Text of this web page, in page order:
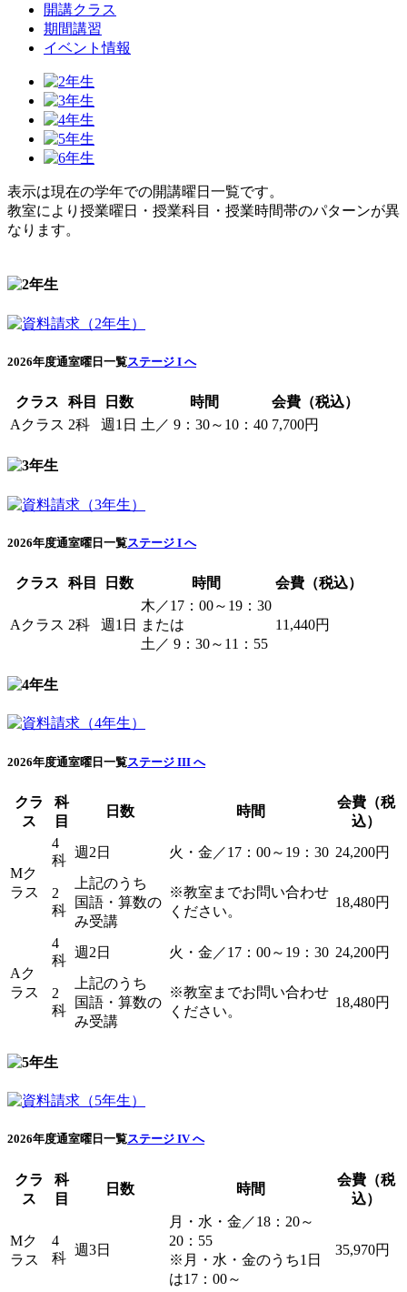
開講クラス
期間講習
イベント情報
表示は現在の学年での開講曜日一覧です。
教室により授業曜日・授業科目・授業時間帯のパターンが異
なります。
2026年度通室曜日一覧ステージ I へ
クラス 科目 日数 時間
会費（税込）
Aクラス 2科 週1日 土／ 9：30～10：40 7,700円
2026年度通室曜日一覧ステージ I へ
クラス 科目 日数 時間 会費（税込）
Aクラス 2科 週1日
木／17：00～19：30
または
土／ 9：30～11：55
11,440円
2026年度通室曜日一覧ステージ III へ
クラ
ス
科
目
日数 時間
会費（税
込）
Mク
ラス
4
科
週2日 火・金／17：00～19：30 24,200円
2
科
上記のうち
国語・算数の
み受講
※教室までお問い合わせ
ください。
18,480円
Aク
ラス
4
科
週2日 火・金／17：00～19：30 24,200円
2
科
上記のうち
国語・算数の
み受講
※教室までお問い合わせ
ください。
18,480円
2026年度通室曜日一覧ステージ IV へ
クラ
ス
科
目
日数 時間
会費（税
込）
Mク
ラス
4
科
週3日
月・水・金／18：20～
20：55
※月・水・金のうち1日
は17：00～
35,970円